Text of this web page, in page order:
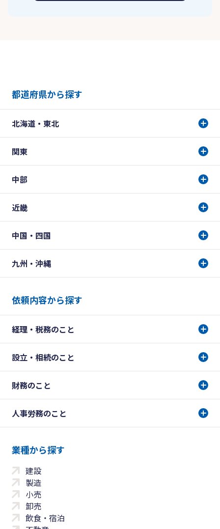
都道府県から探す
北海道・東北
関東
中部
近畿
中国・四国
九州・沖縄
依頼内容から探す
経理・税務のこと
設立・相続のこと
財務のこと
人事労務のこと
業種から探す
建設
製造
小売
卸売
飲食・宿泊